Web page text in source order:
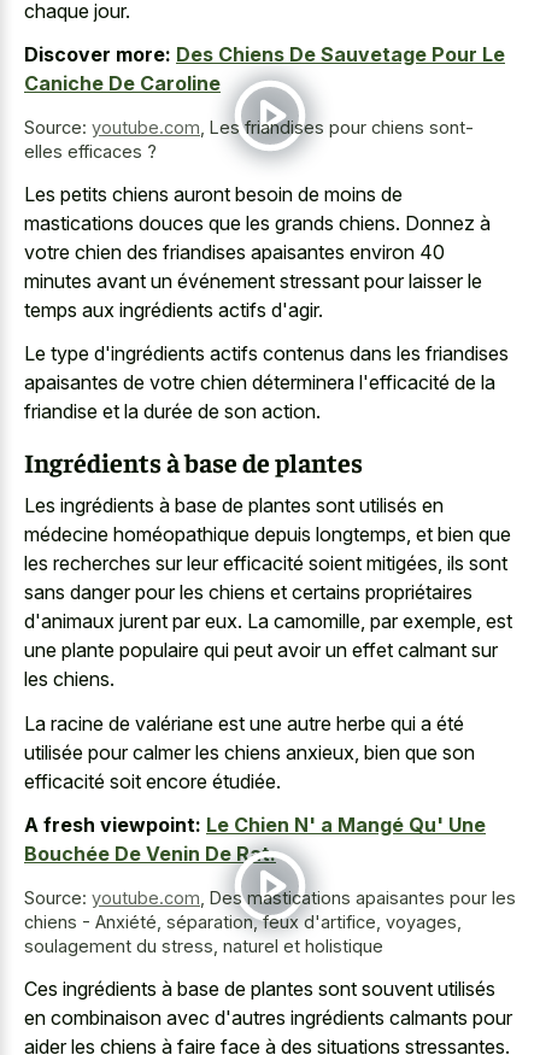
chaque jour.
Discover more: Des Chiens De Sauvetage Pour Le
Caniche De Caroline
Source: youtube.com Les friandises pour chiens sont-
elles efficaces ?
Les petits chiens auront besoin de moins de
mastications douces que les grands chiens. Donnez à
votre chien des friandises apaisantes environ 40
minutes avant un événement stressant pour laisser le
temps aux ingrédients actifs d'agir.
Le type d'ingrédients actifs contenus dans les friandises
apaisantes de votre chien déterminera l'efficacité de la
friandise et la durée de son action.
Ingrédients à base de plantes
Les ingrédients à base de plantes sont utilisés en
médecine homéopathique depuis longtemps, et bien que
les recherches sur leur efficacité soient mitigées, ils sont
sans danger pour les chiens et certains propriétaires
d'animaux jurent par eux. La camomille, par exemple, est
une plante populaire qui peut avoir un effet calmant sur
les chiens.
La racine de valériane est une autre herbe qui a été
utilisée pour calmer les chiens anxieux, bien que son
efficacité soit encore étudiée.
A fresh viewpoint: Le Chien N' a Mangé Qu' Une
Bouchée De Venin De Rat.
Source: youtube.com Des mastications apaisantes pour les
chiens - Anxiété, séparation, feux d'artifice, voyages,
soulagement du stress, naturel et holistique
Ces ingrédients à base de plantes sont souvent utilisés
en combinaison avec d'autres ingrédients calmants pour
aider les chiens à faire face à des situations stressantes.